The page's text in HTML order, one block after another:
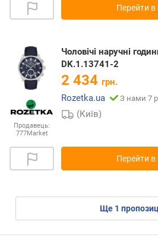
Перейти в
Продавець:
777Market
Чоловічі наручні
DK.1.13741-2
2 434 грн.
Rozetka.ua
З нами 7
(Київ)
Перейти в
ще 1